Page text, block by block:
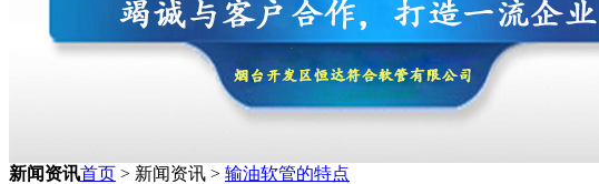
新闻资讯首页 > 新闻资讯 > 输油软管的特点